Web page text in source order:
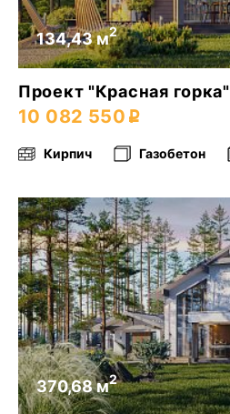
134,43 м2
Проект "Красная горка"
10 082 550
Кирпич Газобетон
370,68 м2